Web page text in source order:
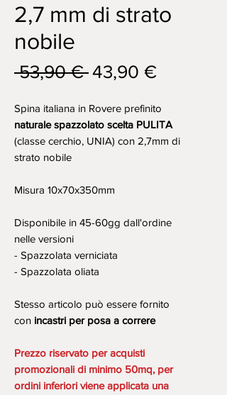
2,7 mm di strato
nobile
53,90 € Prezzo
43,90 €Prezzo
Spina italiana in Rovere prefinito
naturale spazzolato scelta PULITA
(classe cerchio, UNIA) con 2,7mm di
strato nobile
Misura 10x70x350mm
Disponibile in 45-60gg dall'ordine
nelle versioni
- Spazzolata verniciata
- Spazzolata oliata
Stesso articolo può essere fornito
con incastri per posa a correre
Prezzo riservato per acquisti
promozionali di minimo 50mq, per
ordini inferiori viene applicata una